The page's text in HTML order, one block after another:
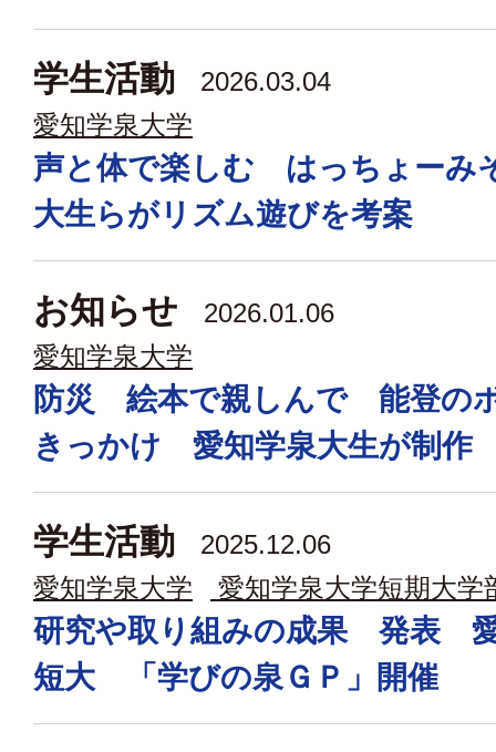
学生活動
2026.03.04
愛知学泉大学
声と体で楽しむ はっちょーみ
大生らがリズム遊びを考案
お知らせ
2026.01.06
愛知学泉大学
防災 絵本で親しんで 能登の
きっかけ 愛知学泉大生が制作
学生活動
2025.12.06
愛知学泉大学
愛知学泉大学短期大学
研究や取り組みの成果 発表
短大 「学びの泉ＧＰ」開催